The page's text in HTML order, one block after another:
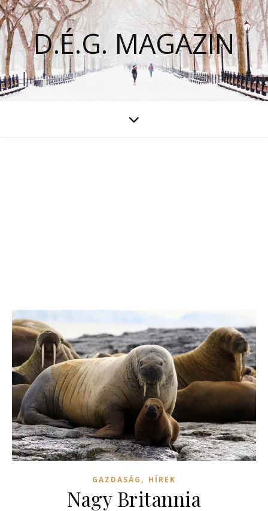
D.É.G. MAGAZIN
GAZDASÁG , HÍREK
Nagy Britannia